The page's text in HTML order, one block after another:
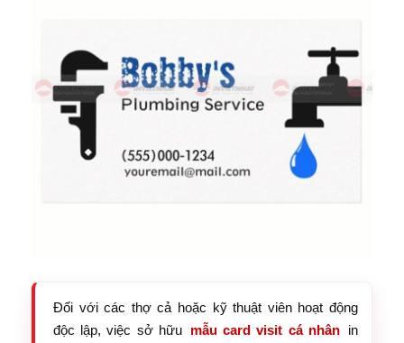
Đối với các thợ cả hoặc kỹ thuật viên hoạt động
độc lập, việc sở hữu mẫu card visit cá nhân in